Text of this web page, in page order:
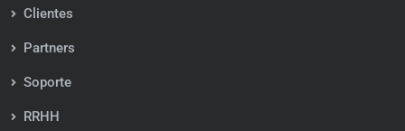
Clientes
Partners
Soporte
RRHH